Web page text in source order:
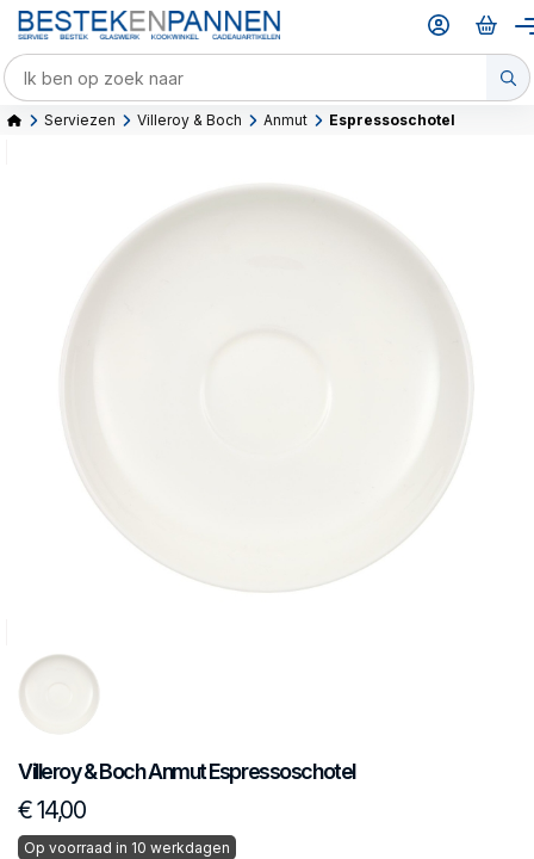
Serviezen Villeroy & Boch Anmut Espressoschotel
Villeroy & BochAnmutEspressoschotel
€ 14,00
Op voorraad in 10 werkdagen